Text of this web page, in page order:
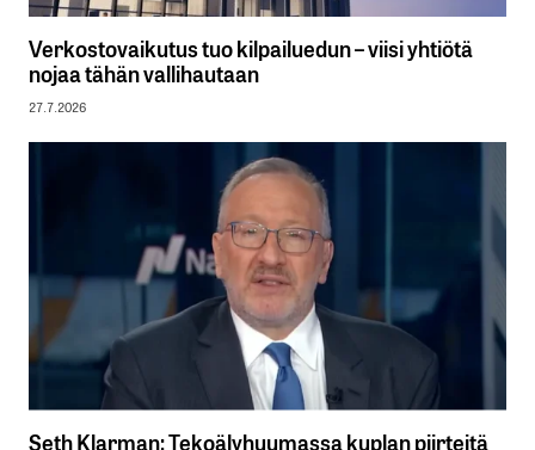
Verkostovaikutus tuo kilpailuedun – viisi yhtiötä
nojaa tähän vallihautaan
27.7.2026
Seth Klarman: Tekoälyhuumassa kuplan piirteitä